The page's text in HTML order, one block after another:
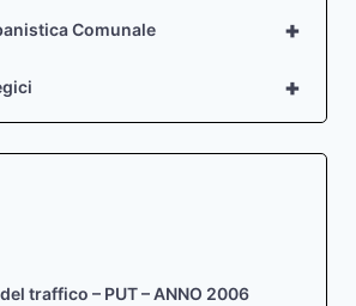
+
Comunale
+
traffico – PUT – ANNO 2006